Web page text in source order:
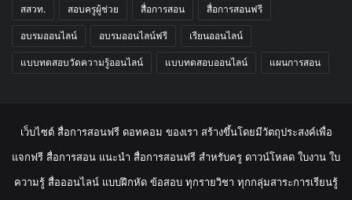
สสวท. สอบครูผู้ช่วย สื่อการสอน สื่อการสอนฟรี
อบรมออนไลน์ อบรมออนไลน์ฟรี เรียนออนไลน์
แบบทดสอบวัดความรู้ออนไลน์ แบบทดสอบออนไลน์ แผนการสอน
เว็บไซต์ สื่อการสอนฟรี ดอทคอม ของเรา สร้างขึ้นโดยมีวัตถุประสงค์เพื่อ
แจกฟรี สื่อการสอน แนะนำ สื่อการสอนฟรี สำหรับครู ดาวน์โหลด ใบงาน ใบ
ความรู้ สื่อออนไลน์ แบบฝึกหัด ข้อสอบ ทุกรายวิชา ทุกกลุ่มสาระการเรียนรู้